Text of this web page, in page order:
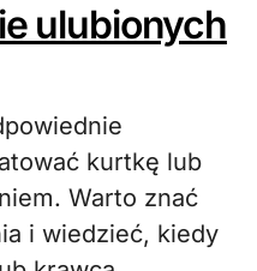
ulubionych
kurtkę lub
Warto znać
i wiedzieć, kiedy